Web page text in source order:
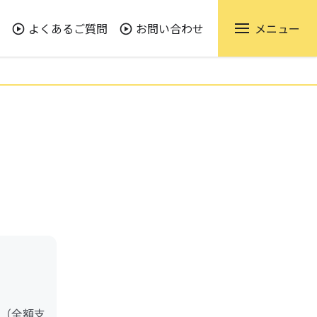
よくあるご質問 お問い合わせ メニュー
全額支